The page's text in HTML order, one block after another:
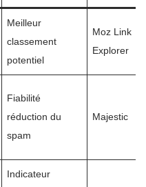
Meilleur
classement
potentiel
Moz Link
Explorer
Fiabilité
réduction du
spam
Majestic
Indicateur